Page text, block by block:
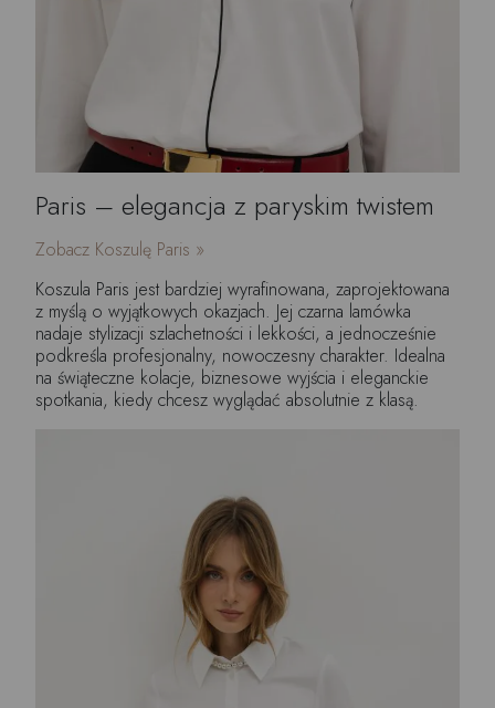
Paris – elegancja z paryskim twistem
Zobacz Koszulę Paris »
Koszula Paris jest bardziej wyrafinowana, zaprojektowana
z myślą o wyjątkowych okazjach. Jej czarna lamówka
nadaje stylizacji szlachetności i lekkości, a jednocześnie
podkreśla profesjonalny, nowoczesny charakter. Idealna
na świąteczne kolacje, biznesowe wyjścia i eleganckie
spotkania, kiedy chcesz wyglądać absolutnie z klasą.